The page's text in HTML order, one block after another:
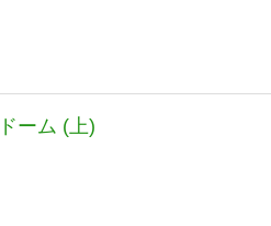
ーム (上)